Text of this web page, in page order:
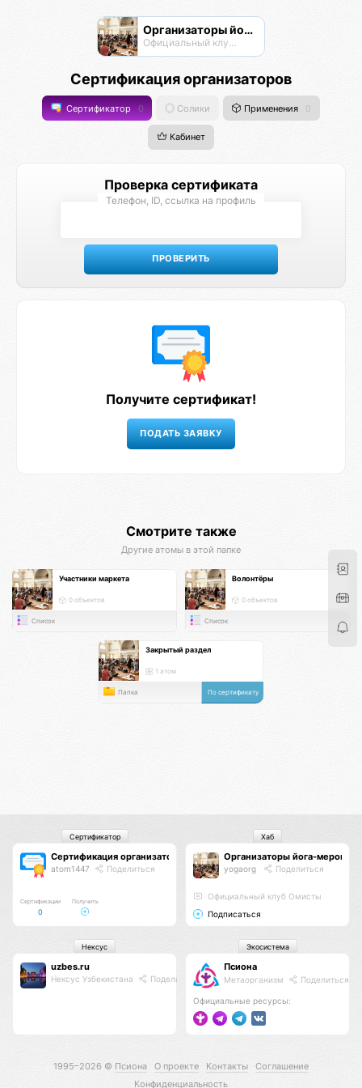
Организаторы йога-мероприятий
Официальный клуб Омисты
Сертификация организаторов
Сертификатор 0 Солики Применения 0
Кабинет
Проверка сертификата
Телефон, ID, ссылка на профиль
Получите сертификат!
Смотрите также
Другие атомы в этой папке
Участники маркета
0 объектов
Список
Волонтёры
0 объектов
Список
Закрытый раздел
1 атом
Папка По сертификату
Сертификация организаторов
atom1447 Поделиться
Сертификации
0
Получить
Сертификатор
Организаторы йога-
yogaorg Поделиться
Официальный клуб Омисты
Подписаться
Хаб
uzbes.ru
Нексус Узбекистана Поделиться
Нексус
Псиона
Метаорганизм Поделиться
Официальные ресурсы:
Экосистема
1995–2026 © Псиона О проекте Контакты
Соглашение
Конфиденциальность